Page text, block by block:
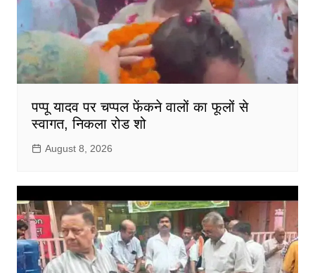
पप्पू यादव पर चप्पल फेंकने वालों का फूलों से
स्वागत, निकला रोड शो
August 8, 2026